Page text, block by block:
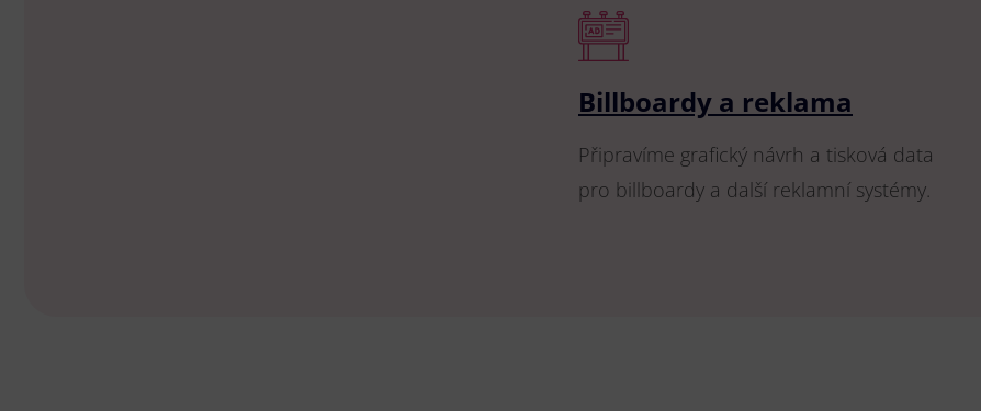
Billboardy a reklama
Připravíme grafický návrh a tisková data
pro billboardy a další reklamní systémy.